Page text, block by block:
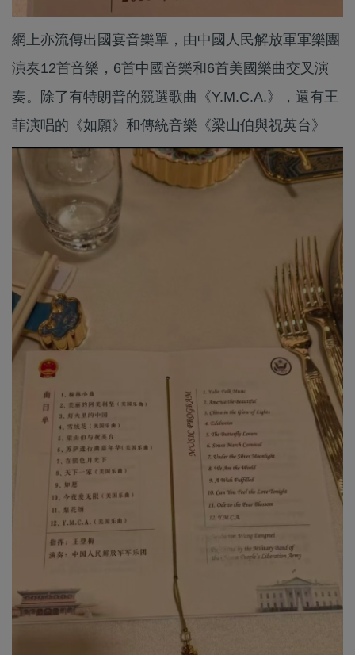
網上亦流傳出國宴音樂單，由中國人民解放軍軍樂團
演奏12首音樂，6首中國音樂和6首美國樂曲交叉演
奏。除了有特朗普的競選歌曲《Y.M.C.A.》，還有王
菲演唱的《如願》和傳統音樂《梁山伯與祝英台》